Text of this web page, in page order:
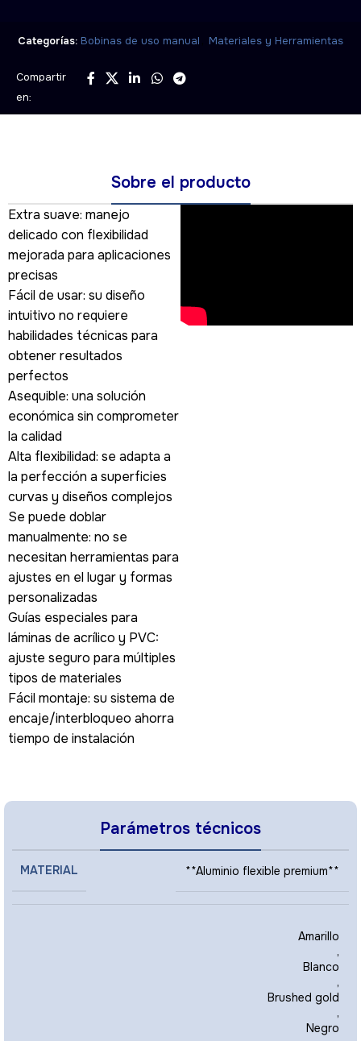
Categorías: Bobinas de uso manual Materiales y Herramientas
Compartir
en:
Sobre el producto
Extra suave: manejo
delicado con flexibilidad
mejorada para aplicaciones
precisas
Fácil de usar: su diseño
intuitivo no requiere
habilidades técnicas para
obtener resultados
perfectos
Asequible: una solución
económica sin comprometer
la calidad
Alta flexibilidad: se adapta a
la perfección a superficies
curvas y diseños complejos
Se puede doblar
manualmente: no se
necesitan herramientas para
ajustes en el lugar y formas
personalizadas
Guías especiales para
láminas de acrílico y PVC:
ajuste seguro para múltiples
tipos de materiales
Fácil montaje: su sistema de
encaje/interbloqueo ahorra
tiempo de instalación
Parámetros técnicos
MATERIAL **Aluminio flexible premium**
Amarillo
,
Blanco
,
Brushed gold
,
Negro